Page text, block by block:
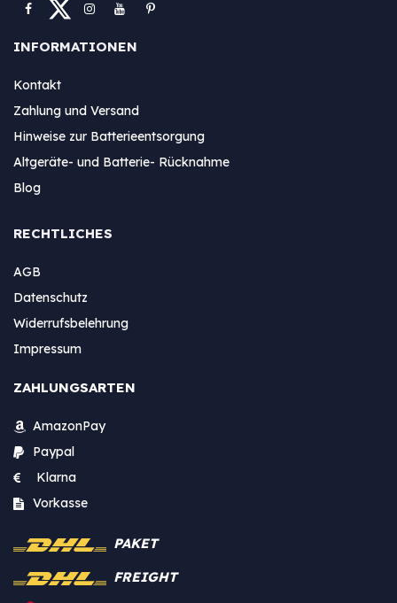
INFORMATIONEN
Kontakt
Zahlung und Versand
Hinweise zur Batterieentsorgung
Altgeräte- und Batterie- Rücknahme
Blog
RECHTLICHES
AGB
Datenschutz
Widerrufsbelehrung
Impressum
ZAHLUNGSARTEN
AmazonPay
Paypal
Klarna
Vorkasse
PAKET
FREIGHT